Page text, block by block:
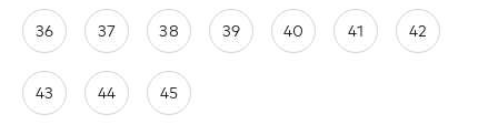
36 37 38 39 40 41 42
43 44 45